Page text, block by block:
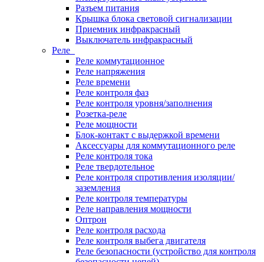
Разъем питания
Крышка блока световой сигнализации
Приемник инфракрасный
Выключатель инфракрасный
Реле
Реле коммутационное
Реле напряжения
Реле времени
Реле контроля фаз
Реле контроля уровня/заполнения
Розетка-реле
Реле мощности
Блок-контакт с выдержкой времени
Аксессуары для коммутационного реле
Реле контроля тока
Реле твердотельное
Реле контроля спротивления изоляции/
заземления
Реле контроля температуры
Реле направления мощности
Оптрон
Реле контроля расхода
Реле контроля выбега двигателя
Реле безопасности (устройство для контроля